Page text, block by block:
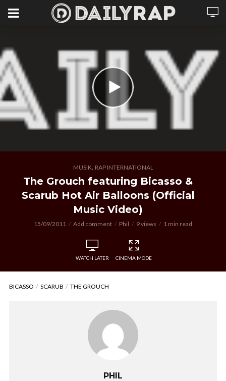
MUSIK, RAP INTERNATIONAL
The Grouch featuring Bicasso &
Scarub Hot Air Balloons (Official
Music Video)
15/09/2011 Add comment Phil 9 views 1 min read
WATCH LATER CINEMA MODE
BICASSO SCARUB THE GROUCH
PHIL